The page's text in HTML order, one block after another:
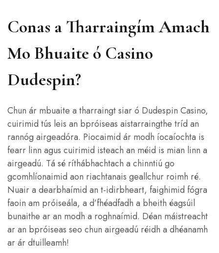
Conas a Tharraingím Amach
Mo Bhuaite ó Casino
Dudespin?
Chun ár mbuaite a tharraingt siar ó Dudespin Casino,
cuirimid tús leis an bpróiseas aistarraingthe tríd an
rannóg airgeadóra. Piocaimid ár modh íocaíochta is
fearr linn agus cuirimid isteach an méid is mian linn a
airgeadú. Tá sé ríthábhachtach a chinntiú go
gcomhlíonaimid aon riachtanais geallchur roimh ré.
Nuair a dearbhaímid an t-idirbheart, faighimid fógra
faoin am próiseála, a d’fhéadfadh a bheith éagsúil
bunaithe ar an modh a roghnaímid. Déan máistreacht
ar an bpróiseas seo chun airgeadú réidh a dhéanamh
ar ár dtuilleamh!